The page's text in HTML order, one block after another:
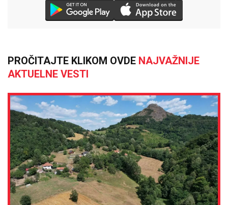
PROČITAJTE KLIKOM OVDE NAJVAŽNIJE
AKTUELNE VESTI